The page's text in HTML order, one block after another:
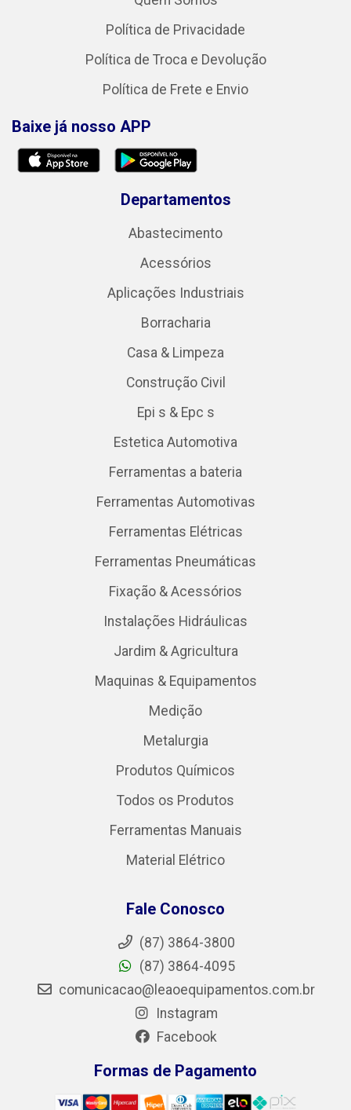
Política de Privacidade
Política de Troca e Devolução
Política de Frete e Envio
Baixe já nosso APP
Departamentos
Abastecimento
Acessórios
Aplicações Industriais
Borracharia
Casa & Limpeza
Construção Civil
Epi s & Epc s
Estetica Automotiva
Ferramentas a bateria
Ferramentas Automotivas
Ferramentas Elétricas
Ferramentas Pneumáticas
Fixação & Acessórios
Instalações Hidráulicas
Jardim & Agricultura
Maquinas & Equipamentos
Medição
Metalurgia
Produtos Químicos
Todos os Produtos
Ferramentas Manuais
Material Elétrico
Fale Conosco
(87) 3864-3800
(87) 3864-4095
comunicacao@leaoequipamentos.com.br
Instagram
Facebook
Formas de Pagamento